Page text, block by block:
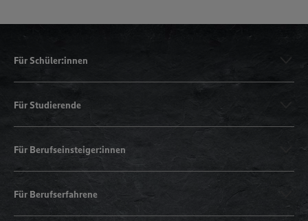
Für Schüler:innen
Für Studierende
Für Berufseinsteiger:innen
Für Berufserfahrene